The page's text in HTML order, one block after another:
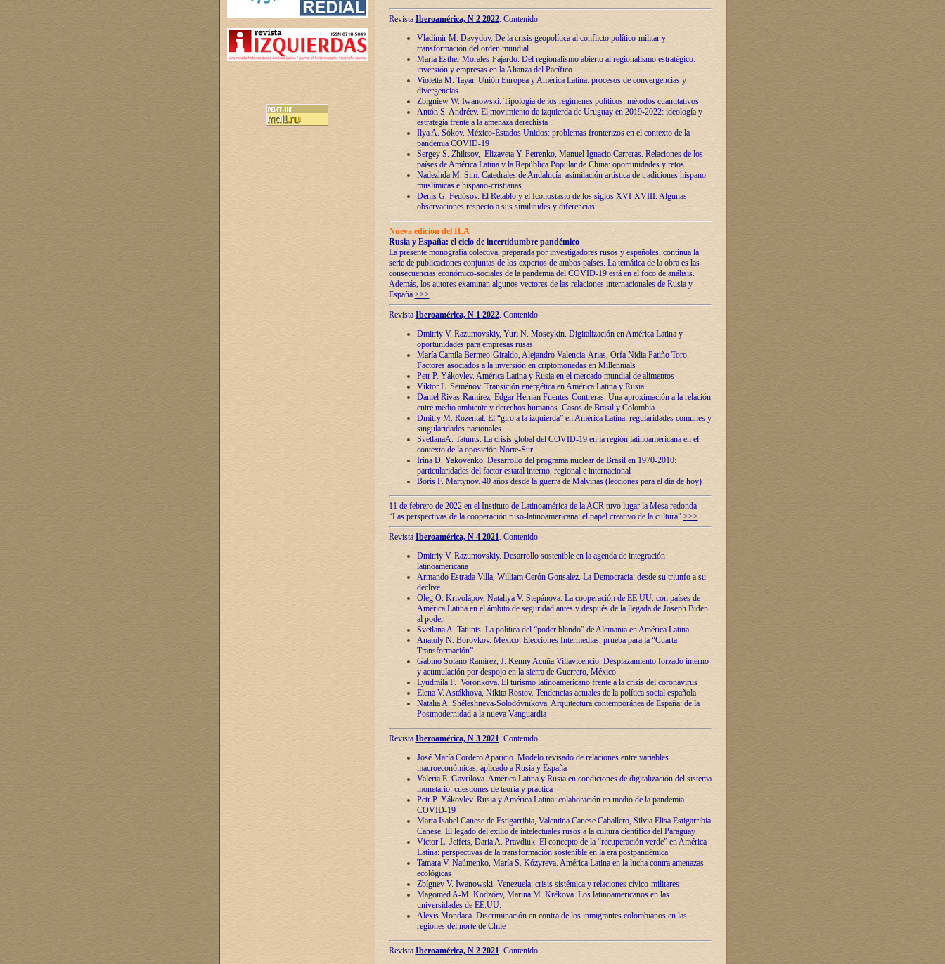
Revista Iberoamérica, N 2 2022. Contenido
Vladímir M. Davydov. De la crisis geopolítica al conflicto político-militar y
transformación del orden mundial
María Esther Morales-Fajardo. Del regionalismo abierto al regionalismo estratégico:
inversión y empresas en la Alianza del Pacífico
Violetta M. Tayar. Unión Europea y América Latina: procesos de convergencias y
divergencias
Zbigniew W. Iwanowski. Tipología de los regímenes políticos: métodos cuantitativos
Antón S. Andréev. El movimiento de izquierda de Uruguay en 2019-2022: ideología y
estrategia frente a la amenaza derechista
Ilya A. Sókov. México-Estados Unidos: problemas fronterizos en el contexto de la
pandemia COVID-19
Sergey S. Zhiltsov, Elizaveta Y. Petrenko, Manuel Ignacio Carreras. Relaciones de los
países de América Latina y la República Popular de China: oportunidades y retos
Nadezhda M. Sim. Catedrales de Andalucía: asimilación artística de tradiciones hispano-
muslímicas e hispano-cristianas
Denis G. Fedósov. El Retablo y el Iconostasio de los siglos XVI-XVIII. Algunas
observaciones respecto a sus similitudes y diferencias
Nueva edición del ILA
Rusia y España: el ciclo de incertidumbre pandémico
La presente monografía colectiva, preparada por investigadores rusos y españoles, continua la
serie de publicaciones conjuntas de los expertos de ambos países. La temática de la obra es las
consecuencias económico-sociales de la pandemia del COVID-19 está en el foco de análisis.
Además, los autores examinan algunos vectores de las relaciones internacionales de Rusia y
España >>>
Revista Iberoamérica, N 1 2022. Contenido
Dmitriy V. Razumovskiy, Yuri N. Moseykin. Digitalización en América Latina y
oportunidades para empresas rusas
María Camila Bermeo-Giraldo, Alejandro Valencia-Arias, Orfa Nidia Patiño Toro.
Factores asociados a la inversión en criptomonedas en Millennials
Petr P. Yákovlev. América Latina y Rusia en el mercado mundial de alimentos
Víktor L. Seménov. Transición energética en América Latina y Rusia
Daniel Rivas-Ramírez, Edgar Hernan Fuentes-Contreras. Una aproximación a la relación
entre medio ambiente y derechos humanos. Casos de Brasil y Colombia
Dmitry M. Rozental. El “giro a la izquierda” en América Latina: regularidades comunes y
singularidades nacionales
SvetlanaA. Tatunts. La crisis global del COVID-19 en la región latinoamericana en el
contexto de la oposición Norte-Sur
Irina D. Yakovenko. Desarrollo del programa nuclear de Brasil en 1970-2010:
particularidades del factor estatal interno, regional e internacional
Borís F. Martynov. 40 años desde la guerra de Malvinas (lecciones para el día de hoy)
11 de febrero de 2022 en el Instituto de Latinoamérica de la ACR tuvo lugar la Mesa redonda
“Las perspectivas de la cooperación ruso-latinoamericana: el papel creativo de la cultura” >>>
Revista Iberoamérica, N 4 2021. Contenido
Dmitriy V. Razumovskiy. Desarrollo sostenible en la agenda de integración
latinoamericana
Armando Estrada Villa, William Cerón Gonsalez. La Democracia: desde su triunfo a su
declive
Oleg O. Krivolápov, Nataliya V. Stepánova. La cooperación de EE.UU. con países de
América Latina en el ámbito de seguridad antes y después de la llegada de Joseph Biden
al poder
Svetlana A. Tatunts. La política del “poder blando” de Alemania en América Latina
Anatoly N. Borovkov. México: Elecciones Intermedias, prueba para la “Cuarta
Transformación”
Gabino Solano Ramírez, J. Kenny Acuña Villavicencio. Desplazamiento forzado interno
y acumulación por despojo en la sierra de Guerrero, México
Lyudmila P. Voronkova. El turismo latinoamericano frente a la crisis del coronavirus
Elena V. Astákhova, Nikita Rostov. Tendencias actuales de la política social española
Natalia A. Shéleshneva-Solodóvnikova. Arquitectura contemporánea de España: de la
Postmodernidad a la nueva Vanguardia
Revista Iberoamérica, N 3 2021. Contenido
José María Cordero Aparicio. Modelo revisado de relaciones entre variables
macroeconómicas, aplicado a Rusia y España
Valeria E. Gavrílova. América Latina y Rusia en condiciones de digitalización del sistema
monetario: cuestiones de teoría y práctica
Petr P. Yákovlev. Rusia y América Latina: colaboración en medio de la pandemia
COVID-19
Marta Isabel Canese de Estigarribia, Valentina Canese Caballero, Silvia Elisa Estigarribia
Canese. El legado del exilio de intelectuales rusos a la cultura científica del Paraguay
Víctor L. Jeifets, Daria A. Pravdiuk. El concepto de la “recuperación verde” en América
Latina: perspectivas de la transformación sostenible en la era postpandémica
Tamara V. Naúmenko, María S. Kózyreva. América Latina en la lucha contra amenazas
ecológicas
Zbígnev V. Iwanowski. Venezuela: crisis sistémica y relaciones cívico-militares
Magomed A-M. Kodzóev, Marina M. Krékova. Los latinoamericanos en las
universidades de EE.UU.
Alexis Mondaca. Discriminación en contra de los inmigrantes colombianos en las
regiones del norte de Chile
RevistaIberoamérica, N 2 2021. Contenido